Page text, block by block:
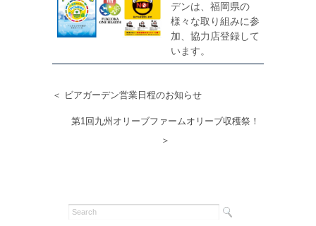
デンは、福岡県の
様々な取り組みに参
加、協力店登録して
います。
＜ ビアガーデン営業日程のお知らせ
第1回九州オリーブファームオリーブ収穫祭！
＞